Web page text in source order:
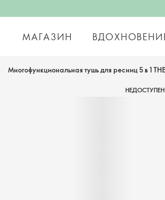
МАГАЗИН
Многофункциональная тушь для ресниц 5 в 1